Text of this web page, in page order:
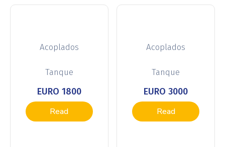
Acoplados
Tanque
EURO 1800
Read
Acoplados
Tanque
EURO 3000
Read